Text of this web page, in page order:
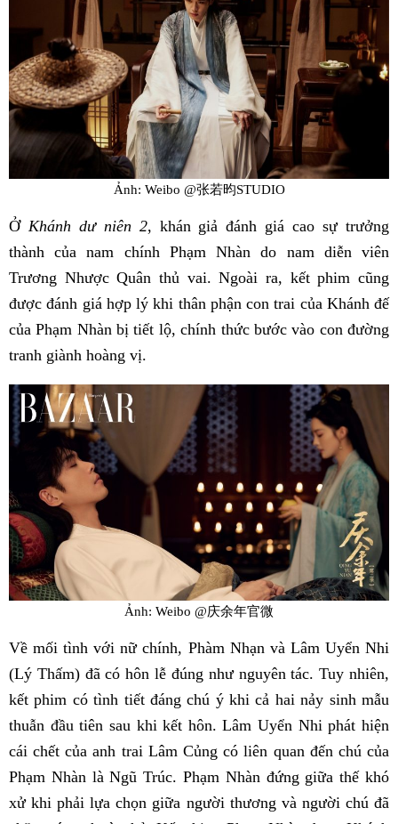
Ảnh: Weibo @张若昀STUDIO
Ở Khánh dư niên 2, khán giả đánh giá cao sự trưởng
thành của nam chính Phạm Nhàn do nam diễn viên
Trương Nhược Quân thủ vai. Ngoài ra, kết phim cũng
được đánh giá hợp lý khi thân phận con trai của Khánh đế
của Phạm Nhàn bị tiết lộ, chính thức bước vào con đường
tranh giành hoàng vị.
Ảnh: Weibo @庆余年官微
Về mối tình với nữ chính, Phàm Nhạn và Lâm Uyển Nhi
(Lý Thấm) đã có hôn lễ đúng như nguyên tác. Tuy nhiên,
kết phim có tình tiết đáng chú ý khi cả hai nảy sinh mẫu
thuẫn đầu tiên sau khi kết hôn. Lâm Uyển Nhi phát hiện
cái chết của anh trai Lâm Củng có liên quan đến chú của
Phạm Nhàn là Ngũ Trúc. Phạm Nhàn đứng giữa thế khó
xử khi phải lựa chọn giữa người thương và người chú đã